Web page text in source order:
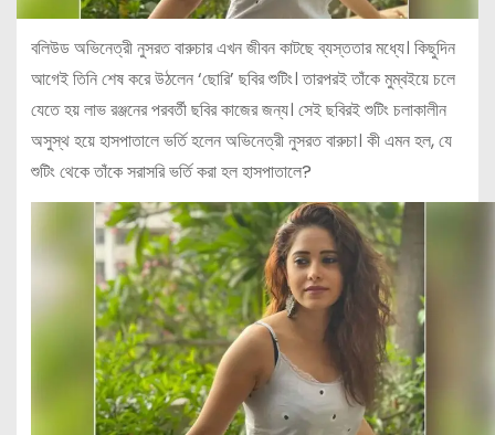
বলিউড অভিনেত্রী নুসরত বারুচার এখন জীবন কাটছে ব্যস্ততার মধ্যে। কিছুদিন
আগেই তিনি শেষ করে উঠলেন ‘ছোরি’ ছবির শুটিং। তারপরই তাঁকে মুম্বইয়ে চলে
যেতে হয় লাভ রঞ্জনের পরবর্তী ছবির কাজের জন্য। সেই ছবিরই শুটিং চলাকালীন
অসুস্থ হয়ে হাসপাতালে ভর্তি হলেন অভিনেত্রী নুসরত বারুচা। কী এমন হল, যে
শুটিং থেকে তাঁকে সরাসরি ভর্তি করা হল হাসপাতালে?